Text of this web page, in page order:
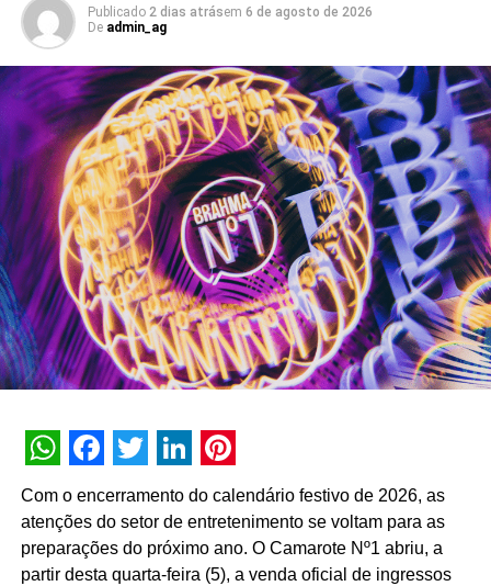
Um dos pilares do novo ecossistema é a b.ia, assistente
de inteligência artificial do banco que atinge o marco de
dez anos de operação em setembro de 2026. Com
capacidade transacional e conversacional, a plataforma
soma mais de 3 bilhões de interações históricas. No
primeiro semestre de 2026, a assistente registrou 74
milhões de interações, alcançando uma taxa de retenção
interna de 90% e índice de resolutividade de 87% nos
atendimentos.
Além da b.ia, o Meu Bradesco engloba ferramentas como
o E-agro — plataforma digital direcionada a produtores
rurais — e sistemas de recomendação de investimentos
suportados porGenAI(Inteligência Artificial Generativa),
que fornecem assessoria financeira automatizada e
A estratégia de divulgação da campanha engloba
peças deOut of Home(OOH) e ações com
influenciadores digitais, reforçando o posicionamento do
banco na transformação digital do setor financeiro.
Publicado 2 dias atrásem 6 de agosto de 2026
De admin_ag
WhatsApp
Facebook
Twitter
LinkedIn
Pinterest
Com o encerramento do calendário festivo de 2026, as
atenções do setor de entretenimento se voltam para as
preparações do próximo ano. O Camarote Nº1 abriu, a
partir desta quarta-feira (5), a venda oficial de ingressos